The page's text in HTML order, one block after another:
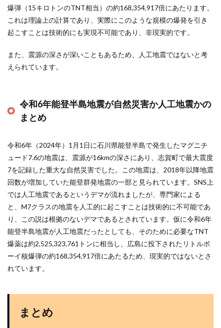
爆弾（15キロトンのTNT相当）の約168,354,917倍にあたります。
これは理論上の計算であり、実際にこのような規模の爆発を引き
起こすことは技術的にも実現不可能であり、非現実的です。 ​​
また、震源の深さが深いこともあるため、人工地震ではないと考
えられています。
令和6年能登半島地震が自然災害か人工地震かの
まとめ
令和6年（2024年）1月1日に石川県能登半島で発生したマグニチ
ュード7.6の地震は、震源が16kmの深さにあり、志賀町で最大震度
7を記録した重大な自然災害でした。この地震は、2018年以降地震
回数が増加していた能登群発地震の一部と見られています。SNS上
では人工地震であるというデマが流れましたが、専門家による
と、M7クラスの地震を人工的に起こすことは技術的に不可能であ
り、この説は根拠のないデマであるとされています。仮に令和6年
能登半島地震が人工地震だったとしても、そのために必要なTNT
爆薬は約2,525,323,761トンに相当し、広島に投下されたリトルボ
ーイ核爆弾の約168,354,917倍にあたるため、現実的ではないとさ
れています。
まとめ